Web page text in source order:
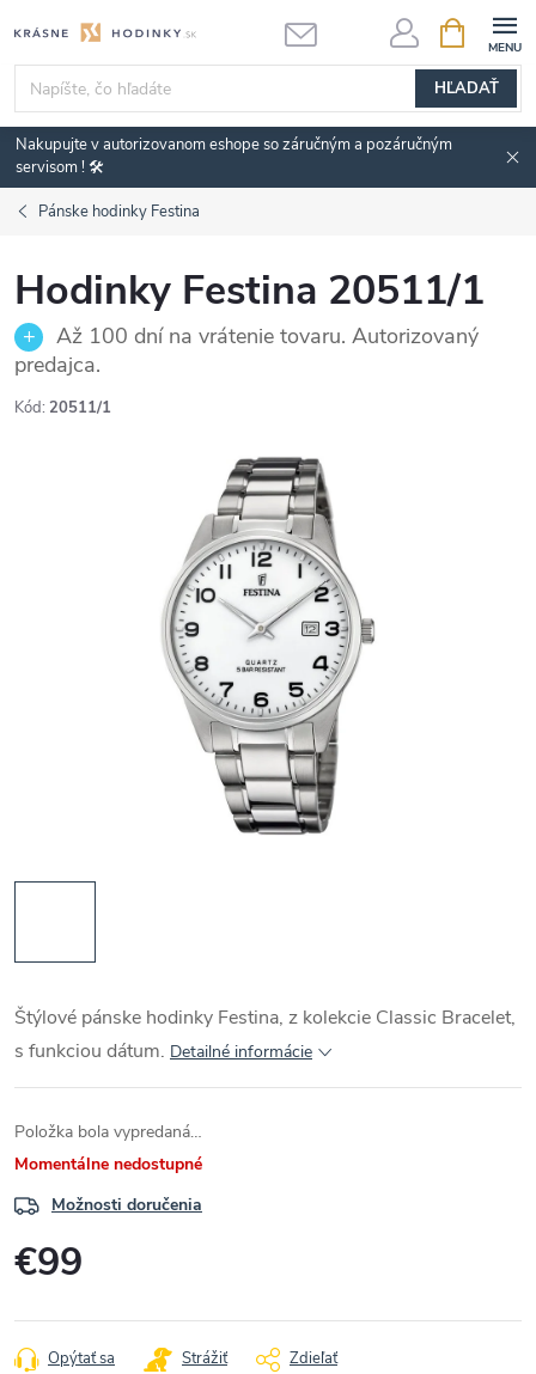
na
obsah
HĽADAŤ
KOŠÍK
Nakupujte v autorizovanom eshope so záručným a pozáručným
servisom ! 🛠️
Pánske hodinky Festina
Hodinky Festina 20511/1
Až 100 dní na vrátenie tovaru. Autorizovaný
predajca.
Kód: 20511/1
Štýlové pánske hodinky Festina, z kolekcie Classic Bracelet,
s funkciou dátum. Detailné informácie
Položka bola vypredaná…
Momentálne nedostupné
Možnosti doručenia
€99
cena:
Opýtať sa Strážiť Zdieľať